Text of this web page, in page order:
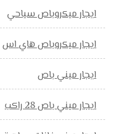
ايجار ميكروباص سياحي
ايجار ميكروباص هاي اس
ايجار ميني باص
ايجار ميني باص 28 راكب